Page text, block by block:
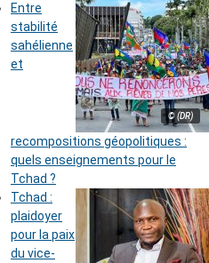
© (DR)
Entre
stabilité
sahélienne
et
recompositions géopolitiques :
quels enseignements pour le
Tchad ?
Tchad :
plaidoyer
pour la paix
du vice-